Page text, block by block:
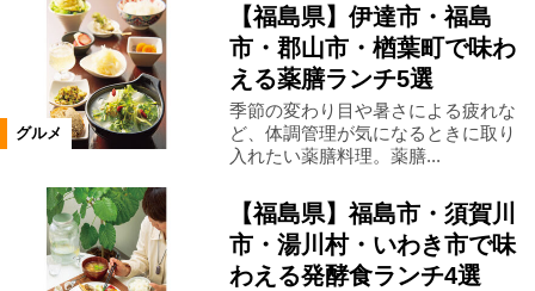
仙台市 米沢市 高畠町
福島市郊外 福島市市街地
カテゴリ
洋食 中国料理・台湾料理
グルメ
【福島県】伊達市・福島
市・郡山市・楢葉町で味わ
える薬膳ランチ5選
季節の変わり目や暑さによる疲れな
ど、体調管理が気になるときに取り
入れたい薬膳料理。薬膳...
【福島県】福島市・須賀川
市・湯川村・いわき市で味
わえる発酵食ランチ4選